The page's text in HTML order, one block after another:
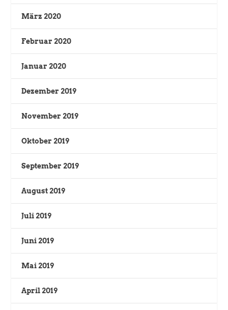
März 2020
Februar 2020
Januar 2020
Dezember 2019
November 2019
Oktober 2019
September 2019
August 2019
Juli 2019
Juni 2019
Mai 2019
April 2019